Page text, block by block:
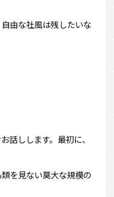
由な社風は残したいな
話しします。最初に、
を見ない莫大な規模の